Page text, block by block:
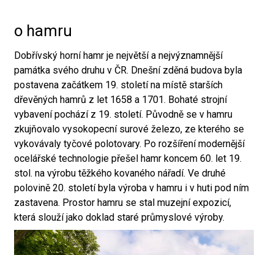
o hamru
Dobřívský horní hamr je největší a nejvýznamnější
památka svého druhu v ČR. Dnešní zděná budova byla
postavena začátkem 19. století na místě starších
dřevěných hamrů z let 1658 a 1701. Bohaté strojní
vybavení pochází z 19. století. Původně se v hamru
zkujňovalo vysokopecní surové železo, ze kterého se
vykovávaly tyčové polotovary. Po rozšíření modernější
ocelářské technologie přešel hamr koncem 60. let 19.
stol. na výrobu těžkého kovaného nářadí. Ve druhé
polovině 20. století byla výroba v hamru i v huti pod ním
zastavena. Prostor hamru se stal muzejní expozicí,
která slouží jako doklad staré průmyslové výroby.